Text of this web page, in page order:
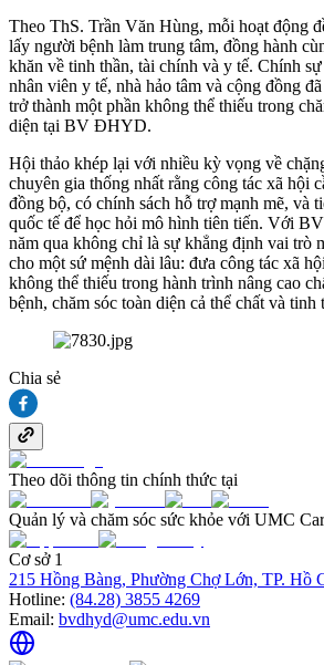
Theo ThS. Trần Văn Hùng, mỗi hoạt động
lấy người bệnh làm trung tâm, đồng hành
khăn về tinh thần, tài chính và y tế. Chính
nhân viên y tế, nhà hảo tâm và cộng đồng
trở thành một phần không thể thiếu trong
diện tại BV ĐHYD.
Hội thảo khép lại với nhiều kỳ vọng về
chuyên gia thống nhất rằng công tác xã hội
đồng bộ, có chính sách hỗ trợ mạnh mẽ, và
quốc tế để học hỏi mô hình tiên tiến. Với
năm qua không chỉ là sự khẳng định vai trò
cho một sứ mệnh dài lâu: đưa công tác xã
không thể thiếu trong hành trình nâng cao
bệnh, chăm sóc toàn diện cả thể chất và
Chia sẻ
Theo dõi thông tin chính thức tại
Quản lý và chăm sóc sức khỏe với UMC
Cơ sở 1
215 Hồng Bàng, Phường Chợ Lớn, TP. Hồ
Hotline: (84.28) 3855 4269
Email: bvdhyd@umc.edu.vn